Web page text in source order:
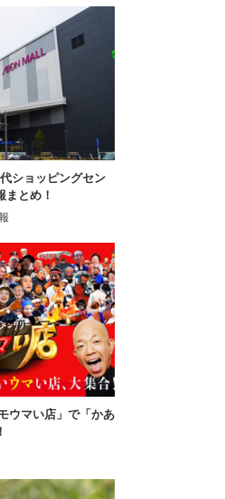
ショッピングセン
とめ！
ウマい店」で「かあ